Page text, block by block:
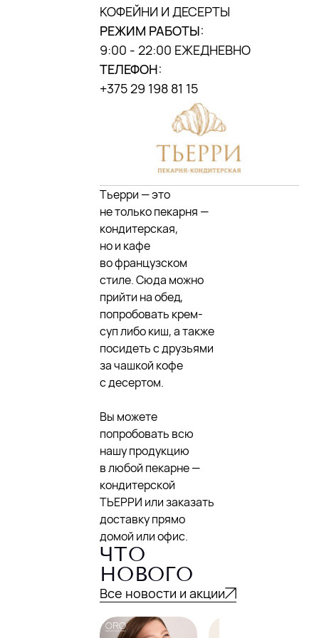
г. Минск, ул. П.
Мстиславца, 9, («Дана
центр»)
МЫ В INSTAGRAM
DANA MALL, 2025
КОФЕЙНИ И ДЕСЕРТЫ
РЕЖИМ РАБОТЫ:
9:00 - 22:00 ЕЖЕДНЕВНО
ТЕЛЕФОН:
+375 29 198 81 15
Тьерри — это
не только пекарня —
кондитерская,
но и кафе
во французском
стиле. Сюда можно
прийти на обед,
попробовать крем-
суп либо киш, а также
посидеть с друзьями
за чашкой кофе
с десертом.
Вы можете
попробовать всю
нашу продукцию
в любой пекарне —
кондитерской
ТЬЕРРИ или заказать
доставку прямо
домой или офис.
ЧТО
НОВОГО
Все новости и акции